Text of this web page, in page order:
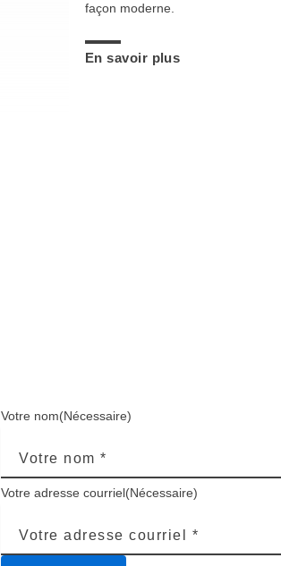
façon moderne.
En savoir plus
Votre nom(Nécessaire)
Votre adresse courriel(Nécessaire)